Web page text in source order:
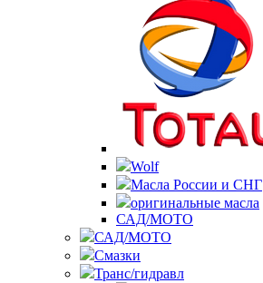
Wolf
Масла России и СНГ
оригинальные масла
САД/МОТО
САД/МОТО
Смазки
Транс/гидравл